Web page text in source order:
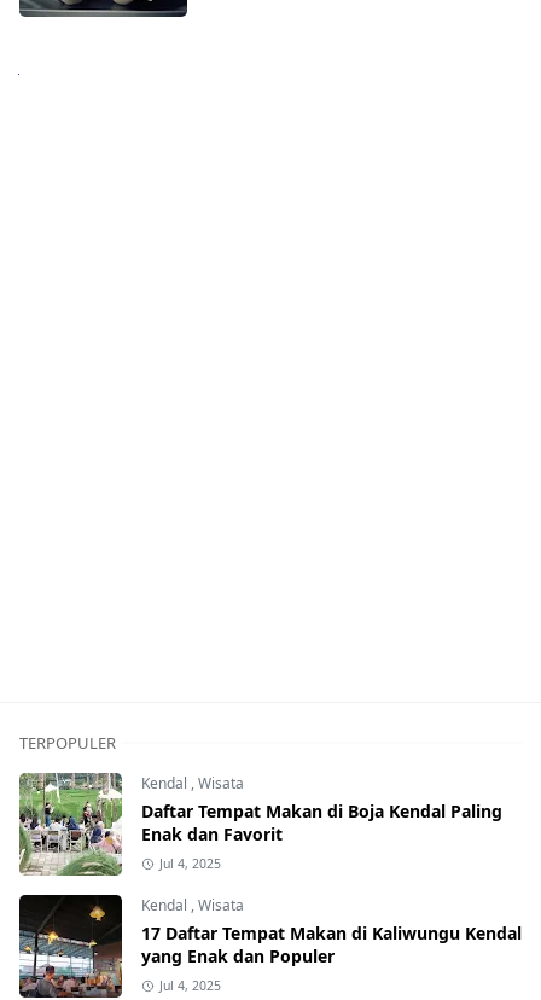
TERPOPULER
Kendal ,Wisata
Daftar Tempat Makan di Boja Kendal Paling
Enak dan Favorit
Jul 4, 2025
Kendal ,Wisata
17 Daftar Tempat Makan di Kaliwungu Kendal
yang Enak dan Populer
Jul 4, 2025